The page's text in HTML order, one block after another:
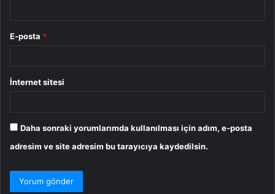
E-posta *
İnternet sitesi
Daha sonraki yorumlarımda kullanılması için adım, e-posta
adresim ve site adresim bu tarayıcıya kaydedilsin.